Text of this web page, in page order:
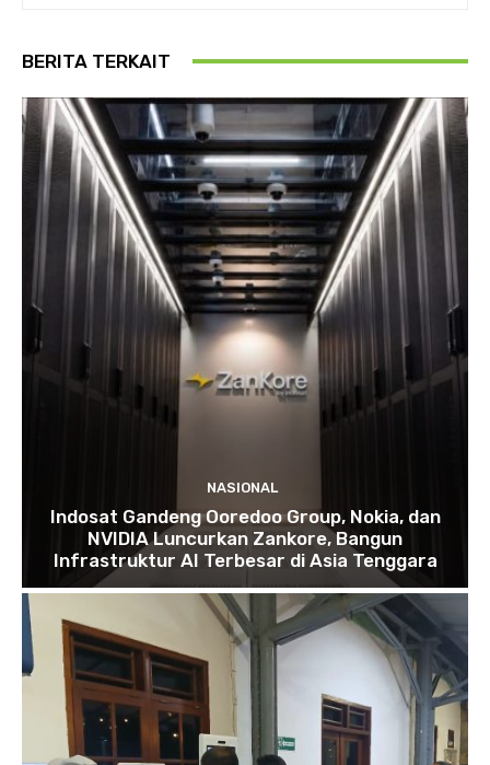
BERITA TERKAIT
NASIONAL
Indosat Gandeng Ooredoo Group, Nokia, dan
NVIDIA Luncurkan Zankore, Bangun
Infrastruktur AI Terbesar di Asia Tenggara